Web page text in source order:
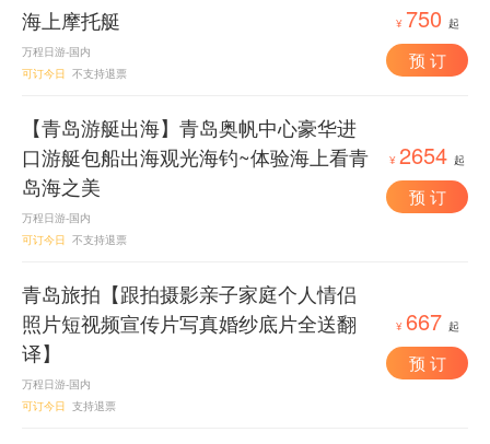
海上摩托艇
万程日游-国内
可订今日 不支持退票
¥ 750 起
预 订
【青岛游艇出海】青岛奥帆中心豪华进
口游艇包船出海观光海钓~体验海上看青
岛海之美
万程日游-国内
可订今日 不支持退票
¥ 2654 起
预 订
青岛旅拍【跟拍摄影亲子家庭个人情侣
照片短视频宣传片写真婚纱底片全送翻
译】
万程日游-国内
可订今日 支持退票
¥ 667 起
预 订